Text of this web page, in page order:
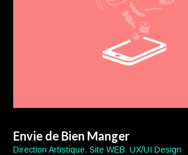
Envie de Bien Manger
Direction Artistique,Site WEB,UX/UI Design